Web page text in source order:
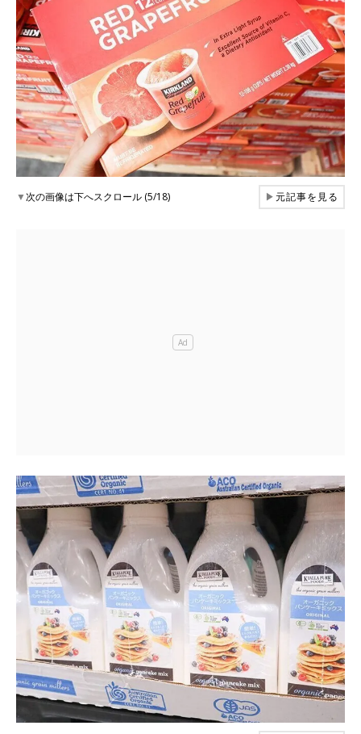
▼次の画像は下へスクロール (5/18) ▶元記事を見る